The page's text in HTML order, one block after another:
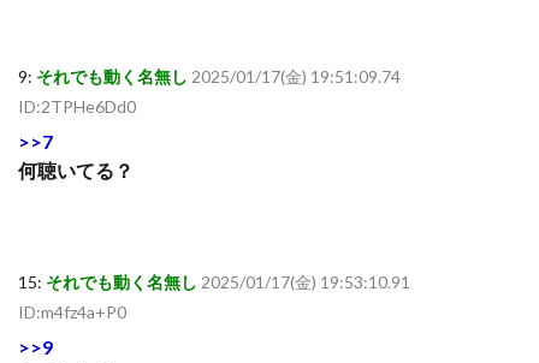
9: それでも動く名無し 2025/01/17(金) 19:51:09.74
ID:2TPHe6Dd0
>>7
何聴いてる？
15: それでも動く名無し 2025/01/17(金) 19:53:10.91
ID:m4fz4a+P0
>>9